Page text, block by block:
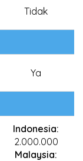
Tidak
Ya
Indonesia:
2.000.000
Malaysia: